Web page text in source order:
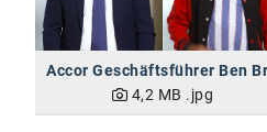
4,2 MB .jpg